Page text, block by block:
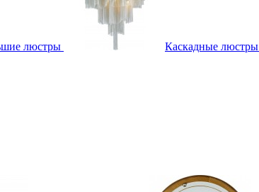
люстры Каскадные люстры